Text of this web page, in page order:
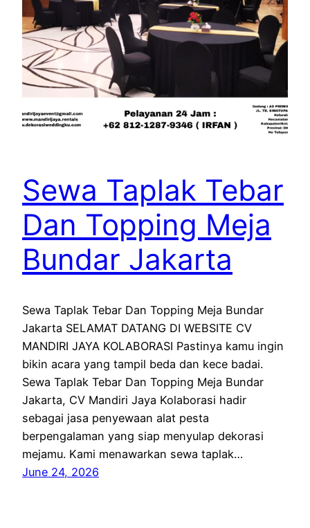
Sewa Taplak Tebar
Dan Topping Meja
Bundar Jakarta
Sewa Taplak Tebar Dan Topping Meja Bundar
Jakarta SELAMAT DATANG DI WEBSITE CV
MANDIRI JAYA KOLABORASI Pastinya kamu ingin
bikin acara yang tampil beda dan kece badai.
Sewa Taplak Tebar Dan Topping Meja Bundar
Jakarta, CV Mandiri Jaya Kolaborasi hadir
sebagai jasa penyewaan alat pesta
berpengalaman yang siap menyulap dekorasi
mejamu. Kami menawarkan sewa taplak…
June 24, 2026